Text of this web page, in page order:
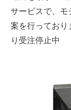
サービスで、モ
案を行ってお
り受注停止中